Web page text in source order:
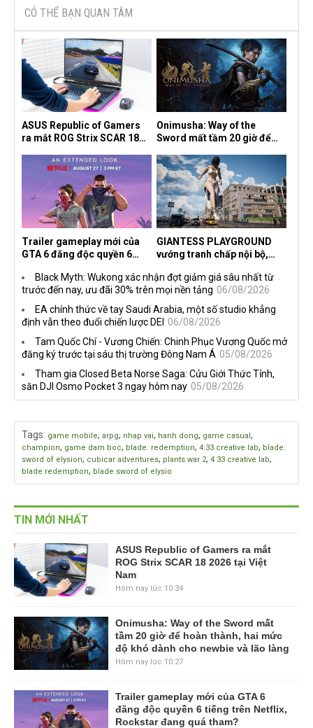
CÓ THỂ BẠN QUAN TÂM
ASUS Republic of Gamers
ra mắt ROG Strix SCAR 18
Onimusha: Way of the
Sword mất tầm 20 giờ để
dành cho newbie và lão làng
Trailer gameplay mới của
GTA 6 đăng độc quyền 6
đang quá tham?
GIANTESS PLAYGROUND
vướng tranh chấp nội bộ,
ngầm chiếm đoạt doanh thu
Black Myth: Wukong xác nhận đợt giảm giá sâu nhất từ
trước đến nay, ưu đãi 30% trên mọi nền tảng 06/08/2026
EA chính thức về tay Saudi Arabia, một số studio khẳng
định vẫn theo đuổi chiến lược DEI
06/08/2026
Tam Quốc Chí - Vương Chiến: Chinh Phục Vương Quốc mở
đăng ký trước tại sáu thị trường Đông Nam Á 05/08/2026
Tham gia Closed Beta Norse Saga: Cửu Giới Thức Tỉnh,
săn DJI Osmo Pocket 3 ngay hôm nay 05/08/2026
Tags: game mobile, arpg, nhap vai, hanh dong, game casual,
champion, game dam boc, blade: redemption, 4:33 creative lab, blade:
sword of elysion, cubicar adventures, plants war 2, 4 33 creative lab,
blade redemption, blade sword of elysio
TIN MỚI NHẤT
ASUS Republic of Gamers ra mắt
ROG Strix SCAR 18 2026 tại Việt
Nam
Hôm nay lúc 10:34
Onimusha: Way of the Sword mất
tầm 20 giờ để hoàn thành, hai mức
độ khó dành cho newbie và lão làng
Hôm nay lúc 10:27
Trailer gameplay mới của GTA 6
đăng độc quyền 6 tiếng trên Netflix,
Rockstar đang quá tham?